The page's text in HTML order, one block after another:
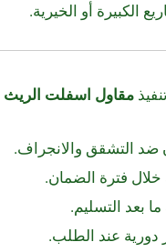
الكبيرة أو الخيرية.
مقاول اسفلت الريث
التشقق والانجراف.
خلال فترة الضمان.
بعد التسليم.
دورية عند الطلب.